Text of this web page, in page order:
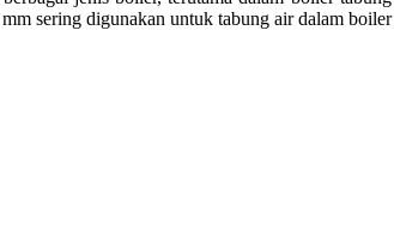
sering digunakan untuk tabung airdalam boiler